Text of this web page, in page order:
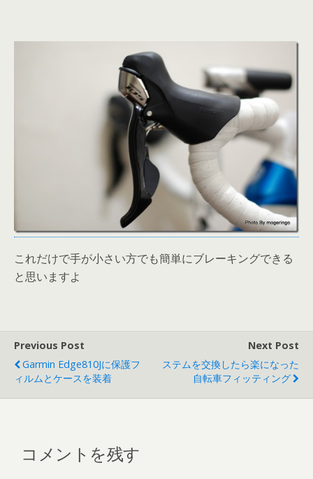
これだけで手が小さい方でも簡単にブレーキングできる
と思いますよ
Previous Post
Garmin Edge810Jに保護フ
ィルムとケースを装着
Next Post
ステムを交換したら楽になった
自転車フィッティング
コメントを残す